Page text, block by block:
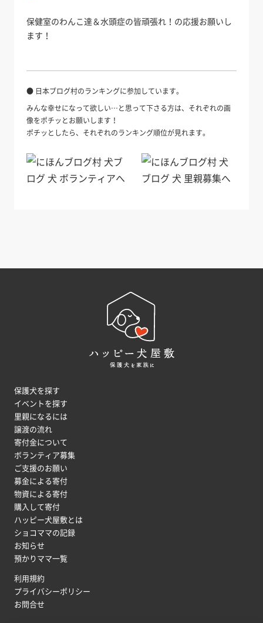
保健室のわんこ達＆水頭症の皆頑張れ！の応援お願いし
ます！
● 日本ブログ村のランキングに参加しています。
みんな幸せになって欲しい…と思って下さる方は、それぞれの画
像をポチッとお願いします！
ポチッとしたら、それぞれのランキング順位が見れます。
保護犬を探す
イベントを探す
里親になるには
譲渡の流れ
寄付金について
ボランティア募集
ご支援のお願い
募金による寄付
物資による寄付
購入して寄付
ハッピー犬屋敷とは
ショコママの記録
お知らせ
預かりママ一覧
利用規約
プライバシーポリシー
お問合せ